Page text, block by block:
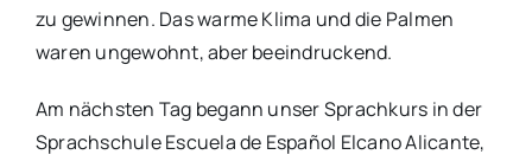
zu gewinnen. Das warme Klima und die Palmen
waren ungewohnt, aber beeindruckend.
Am nächsten Tag begann unser Sprachkurs in der
Sprachschule Escuela de Español Elcano Alicante,